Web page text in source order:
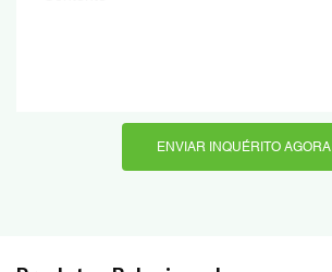
ENVIAR INQUÉRITO AGORA